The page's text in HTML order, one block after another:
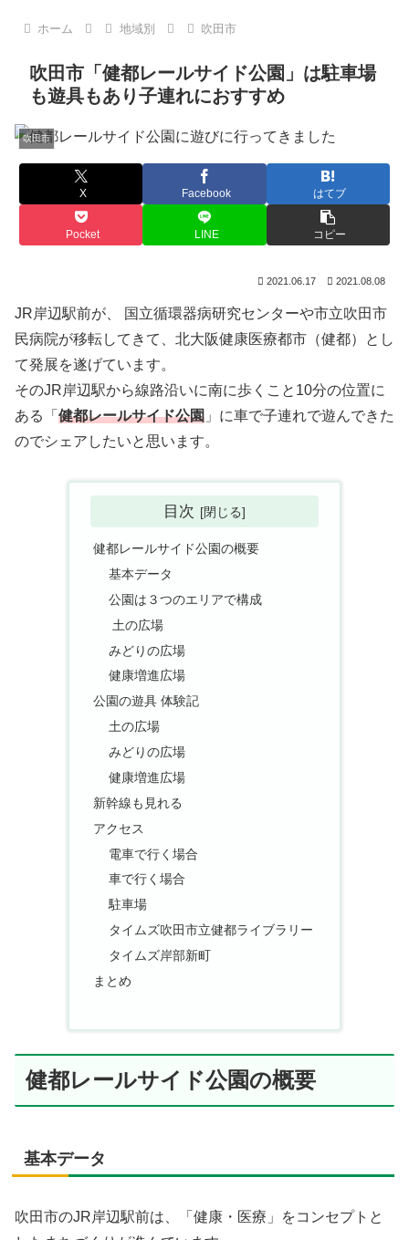
ホーム 地域別 吹田市
吹田市「健都レールサイド公園」は駐車場
も遊具もあり子連れにおすすめ
吹田市
X Facebook はてブ
Pocket LINE コピー
2021.06.17 2021.08.08
JR岸辺駅前が、 国立循環器病研究センターや市立吹田市
民病院が移転してきて、北大阪健康医療都市（健都）とし
て発展を遂げています。
そのJR岸辺駅から線路沿いに南に歩くこと10分の位置に
ある「 健都レールサイド公園 」に車で子連れで遊んできた
のでシェアしたいと思います。
目次
健都レールサイド公園の概要
基本データ
公園は３つのエリアで構成
土の広場
みどりの広場
健康増進広場
公園の遊具 体験記
土の広場
みどりの広場
健康増進広場
新幹線も見れる
アクセス
電車で行く場合
車で行く場合
駐車場
タイムズ吹田市立健都ライブラリー
タイムズ岸部新町
まとめ
健都レールサイド公園の概要
基本データ
吹田市のJR岸辺駅前は、「健康・医療」をコンセプトと